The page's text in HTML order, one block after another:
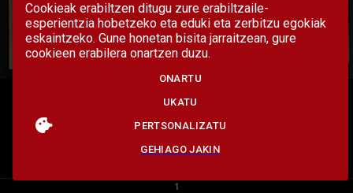
Cookieak erabiltzen ditugu zure erabiltzaile-
esperientzia hobetzeko eta eduki eta zerbitzu egokiak
eskaintzeko. Gune honetan bisita jarraitzean, gure
cookieen erabilera onartzen duzu.
ONARTU
UKATU
PERTSONALIZATU
GEHIAGO JAKIN